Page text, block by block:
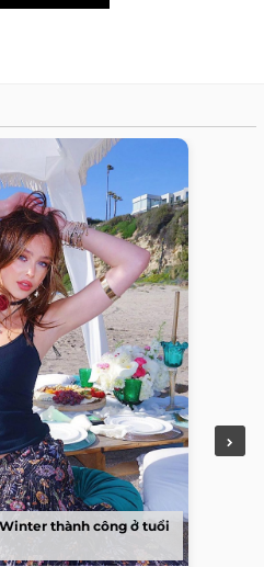
thành công ở tuổi